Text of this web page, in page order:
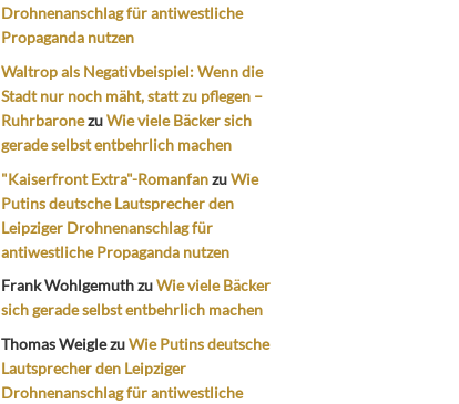
Drohnenanschlag für antiwestliche
Propaganda nutzen
Waltrop als Negativbeispiel: Wenn die
Stadt nur noch mäht, statt zu pflegen –
RuhrbaronezuWie viele Bäcker sich
gerade selbst entbehrlich machen
"Kaiserfront Extra"-RomanfanzuWie
Putins deutsche Lautsprecher den
Leipziger Drohnenanschlag für
antiwestliche Propaganda nutzen
Frank WohlgemuthzuWie viele Bäcker
sich gerade selbst entbehrlich machen
Thomas WeiglezuWie Putins deutsche
Lautsprecher den Leipziger
Drohnenanschlag für antiwestliche